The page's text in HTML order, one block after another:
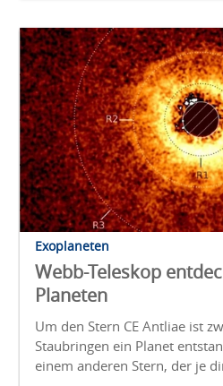
Exoplaneten
Webb-Teleskop
Planeten
Um den Stern CE Antliae ist
Staubringen ein Planet
einem anderen Stern, der je